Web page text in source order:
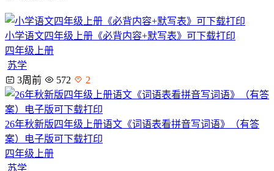
小学语文四年级上册《必背内容+默写表》可下载打印
四年级上册
苏学
3周前
572 2
26年秋新版四年级上册语文《词语表看拼音写词语》（有答
案）电子版可下载打印
四年级上册
苏学